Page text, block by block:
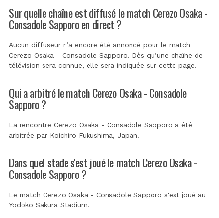
Sur quelle chaîne est diffusé le match Cerezo Osaka -
Consadole Sapporo en direct ?
Aucun diffuseur n’a encore été annoncé pour le match
Cerezo Osaka - Consadole Sapporo. Dès qu’une chaîne de
télévision sera connue, elle sera indiquée sur cette page.
Qui a arbitré le match Cerezo Osaka - Consadole
Sapporo ?
La rencontre Cerezo Osaka - Consadole Sapporo a été
arbitrée par Koichiro Fukushima, Japan.
Dans quel stade s'est joué le match Cerezo Osaka -
Consadole Sapporo ?
Le match Cerezo Osaka - Consadole Sapporo s'est joué au
Yodoko Sakura Stadium.